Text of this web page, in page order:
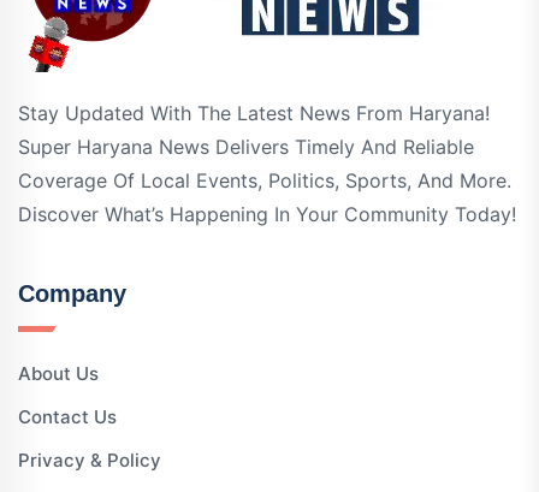
Stay Updated With The Latest News From Haryana!
Super Haryana News Delivers Timely And Reliable
Coverage Of Local Events, Politics, Sports, And More.
Discover What’s Happening In Your Community Today!
Company
About Us
Contact Us
Privacy & Policy